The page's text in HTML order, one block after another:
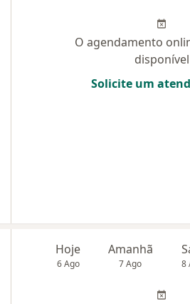
O agendamento
disponível
Solicite um
Hoje
6 Ago
Amanhã
7 Ago 8